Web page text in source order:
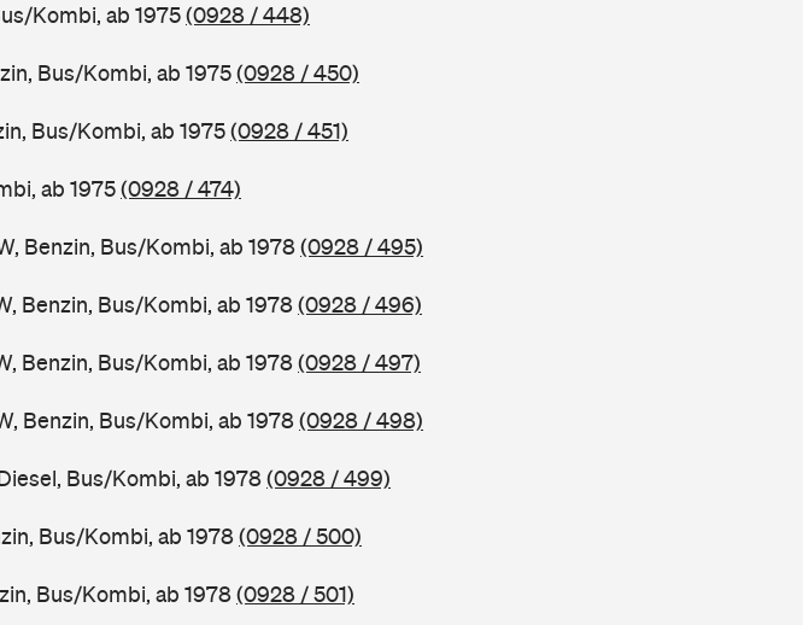
Kombi, ab 1975(0928 / 448)
Bus/Kombi, ab 1975(0928 / 450)
Bus/Kombi, ab 1975(0928 / 451)
ab 1975(0928 / 474)
Benzin, Bus/Kombi, ab 1978(0928 / 495)
Benzin, Bus/Kombi, ab 1978(0928 / 496)
Benzin, Bus/Kombi, ab 1978(0928 / 497)
Benzin, Bus/Kombi, ab 1978(0928 / 498)
Bus/Kombi, ab 1978(0928 / 499)
Bus/Kombi, ab 1978(0928 / 500)
Bus/Kombi, ab 1978(0928 / 501)